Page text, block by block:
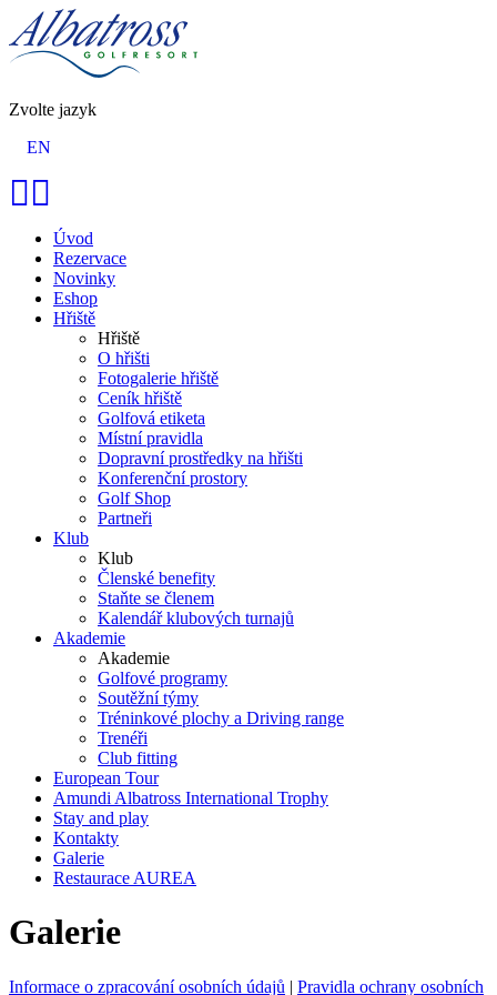
Zvolte jazyk
EN
Úvod
Rezervace
Novinky
Eshop
Hřiště
Hřiště
O hřišti
Fotogalerie hřiště
Ceník hřiště
Golfová etiketa
Místní pravidla
Dopravní prostředky na hřišti
Konferenční prostory
Golf Shop
Partneři
Klub
Klub
Členské benefity
Staňte se členem
Kalendář klubových turnajů
Akademie
Akademie
Golfové programy
Soutěžní týmy
Tréninkové plochy a Driving range
Trenéři
Club fitting
European Tour
Amundi Albatross International Trophy
Stay and play
Kontakty
Galerie
Restaurace AUREA
Galerie
Informace o zpracování osobních údajů | Pravidla ochrany osobních